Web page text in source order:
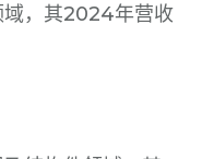
域，其2024年营收